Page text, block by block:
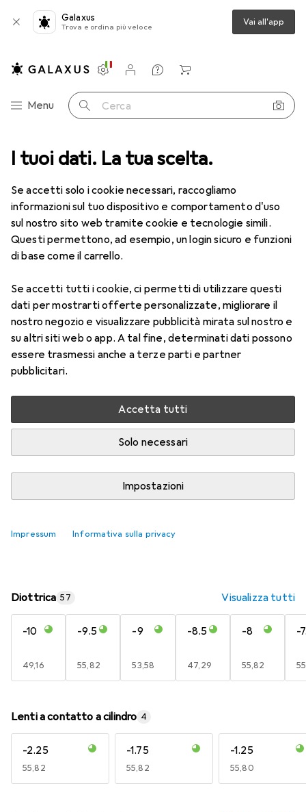
I tuoi dati. La tua scelta.
Se accetti solo i cookie necessari, raccogliamo
informazioni sul tuo dispositivo e comportamento d'uso
sul nostro sito web tramite cookie e tecnologie simili.
Questi permettono, ad esempio, un login sicuro e funzioni
di base come il carrello.
Se accetti tutti i cookie, ci permetti di utilizzare questi
dati per mostrarti offerte personalizzate, migliorare il
nostro negozio e visualizzare pubblicità mirata sul nostro e
su altri siti web o app. A tal fine, determinati dati possono
essere trasmessi anche a terze parti e partner
pubblicitari.
Accetta tutti
Solo necessari
Impostazioni
Impressum Informativa sulla privacy
Galaxus
Trova e ordina più veloce Vai all'app
Categoria Navigazione
Menu Cerca
Impostazioni
Conto cliente
Liste di confronto
Liste dei desideri
Carrello
Lenti a contatto Air Optix HydraGlyde per l'astigmatismo 6
1 Immagine
Air Optix HydraGlyde per
-2.25, Obiettivo mensile, 6 pz., Torico
Prezzo in EUR IVA incl.
EUR
47,22 EUR
7,87/1pz.
Consegna tra ven, 14/8 e mar, 18/8
Più di 10 pezzi in stock presso il fornitore
Aggiungi al carrello
Diottrica 57 Visualizza tutti
-10
EUR
49,16
-9.5
EUR
55,82
-9
EUR
53,58
-8.5
EUR
47,29
-8
EUR
55,82
-
Lenti a contatto a cilindro 4
-2.25
EUR
55,82
-1.75
EUR
55,82
-1.25
EUR
55,80